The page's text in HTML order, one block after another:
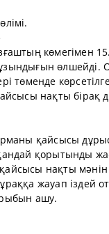
көмегімен
өлшейді.
төменде
нақты бірақ
қайсысы
қорытынды
нақты мәнін
жауап іздей
ашу.